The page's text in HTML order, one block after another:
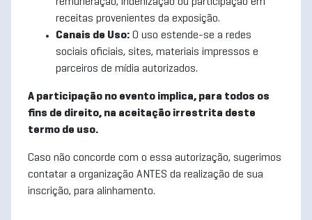
remuneração, indenização ou participação em
receitas provenientes da exposição.
Canais de Uso: O uso estende-se a redes
sociais oficiais, sites, materiais impressos e
parceiros de mídia autorizados.
A participação no evento implica, para todos os
fins de direito, na aceitação irrestrita deste
termo de uso.
Caso não concorde com o essa autorização, sugerimos
contatar a organização ANTES da realização de sua
inscrição, para alinhamento.